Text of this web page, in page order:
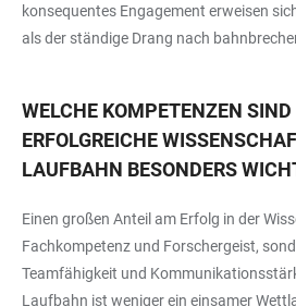
konsequentes Engagement erweisen
als der ständige Drang nach
WELCHE KOMPETENZEN SIND
ERFOLGREICHE
LAUFBAHN BESONDERS
Einen großen Anteil am Erfolg in der
Fachkompetenz und Forschergeist,
Teamfähigkeit und
Laufbahn ist weniger ein einsamer